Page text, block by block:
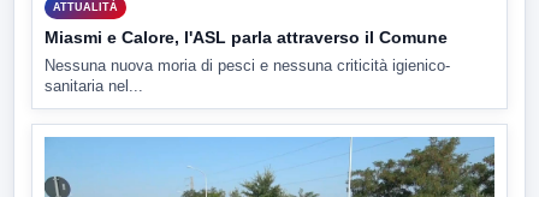
ATTUALITÀ
Miasmi e Calore, l'ASL parla attraverso il Comune
Nessuna nuova moria di pesci e nessuna criticità igienico-
sanitaria nel...